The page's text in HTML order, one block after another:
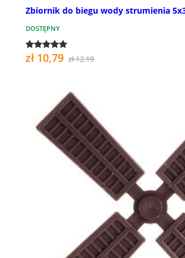
Zbiornik do biegu wody strumienia
DOSTĘPNY
zł 10,79 zł 12,19